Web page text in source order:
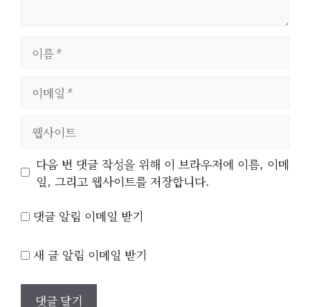
트
다음 번 댓글 작성을 위해 이 브라우저에 이름, 이메
일, 그리고 웹사이트를 저장합니다.
댓글 알림 이메일 받기
새 글 알림 이메일 받기